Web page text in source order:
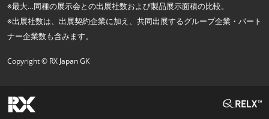
※最大…同種の展示会との出展社数および製品展示面積の比較。
※出展社数は、出展契約企業に加え、共同出展するグループ企業・パート
ナー企業数も含みます。
Copyright © RX Japan GK